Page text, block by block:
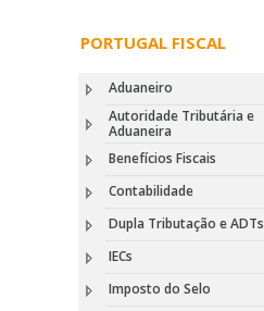
PORTUGAL FISCAL
Aduaneiro
Autoridade Tributária e
Aduaneira
Benefícios Fiscais
Contabilidade
Dupla Tributação e ADTs
IECs
Imposto do Selo